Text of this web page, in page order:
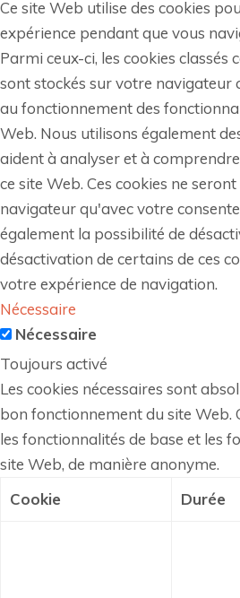
Ce site Web utilise des cookies
expérience pendant que vous
Parmi ceux-ci, les cookies classés
sont stockés sur votre navigateur
au fonctionnement des
Web. Nous utilisons également
aident à analyser et à
ce site Web. Ces cookies ne
navigateur qu'avec votre
également la possibilité de
désactivation de certains de ces
votre expérience de navigation.
Nécessaire
Nécessaire
Toujours activé
Les cookies nécessaires sont
bon fonctionnement du site Web.
les fonctionnalités de base et les
site Web, de manière anonyme.
Cookie
Durée